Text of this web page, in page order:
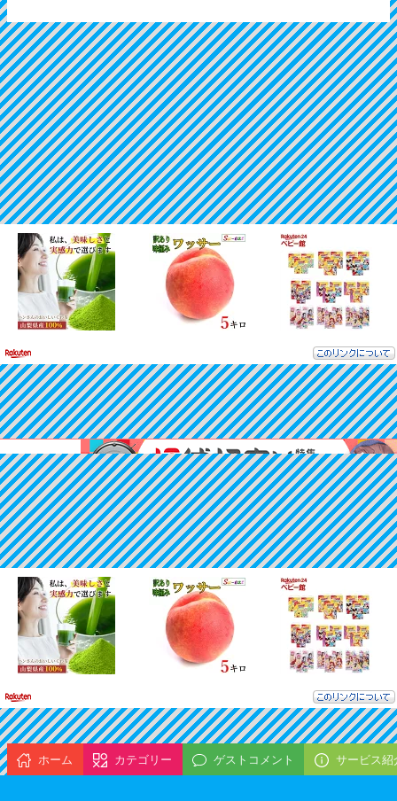
ホーム カテゴリー ゲストコメント サービス紹